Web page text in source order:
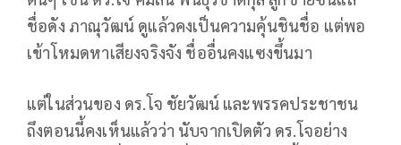
ชื่อดัง ภาณุวัฒน์ ดูแล้วคงเป็นความคุ้นชินชื่อ แต่พอ
เข้าโหมดหาเสียงจริงจัง ชื่ออื่นคงแซงขึ้นมา
แต่ในส่วนของ ดร.โจ ชัยวัฒน์ และพรรคประชาชน
ถึงตอนนี้คงเห็นแล้วว่า นับจากเปิดตัว ดร.โจอย่าง